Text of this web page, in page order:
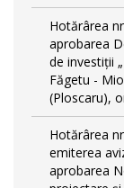
Hotărârea
aprobarea
de investiţii
Făgetu -
(Ploscaru),
Hotărârea
emiterea
aprobarea